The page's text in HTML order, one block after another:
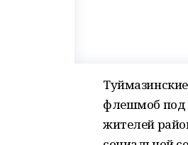
флешмоб под
жителей